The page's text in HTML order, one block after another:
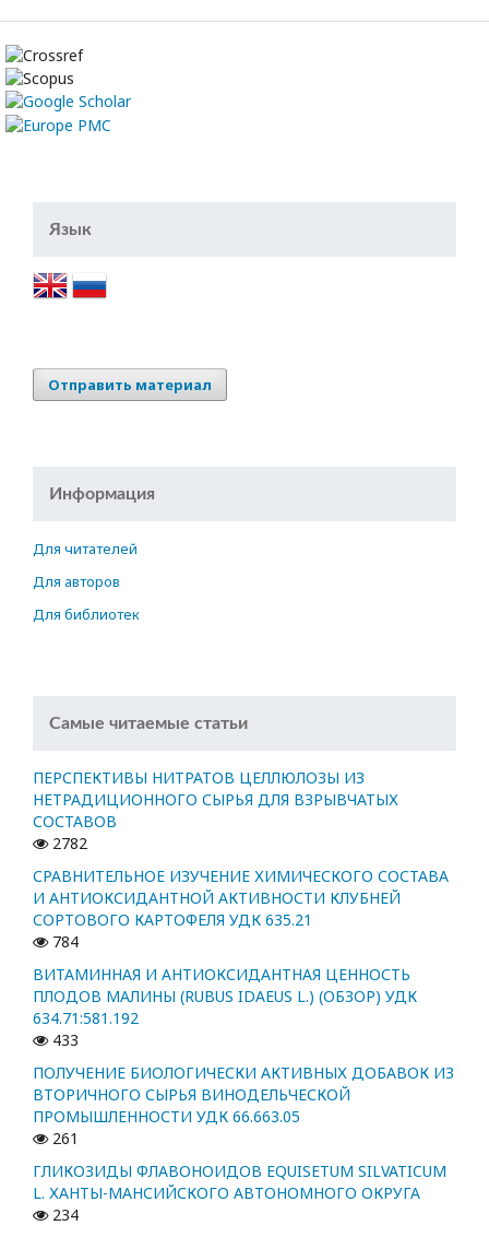
Язык
Отправить материал
Информация
Для читателей
Для авторов
Для библиотек
Самые читаемые статьи
ПЕРСПЕКТИВЫ НИТРАТОВ ЦЕЛЛЮЛОЗЫ ИЗ
НЕТРАДИЦИОННОГО СЫРЬЯ ДЛЯ ВЗРЫВЧАТЫХ
СОСТАВОВ
2782
СРАВНИТЕЛЬНОЕ ИЗУЧЕНИЕ ХИМИЧЕСКОГО СОСТАВА
И АНТИОКСИДАНТНОЙ АКТИВНОСТИ КЛУБНЕЙ
СОРТОВОГО КАРТОФЕЛЯ УДК 635.21
784
ВИТАМИННАЯ И АНТИОКСИДАНТНАЯ ЦЕННОСТЬ
ПЛОДОВ МАЛИНЫ (RUBUS IDAEUS L.) (ОБЗОР) УДК
634.71:581.192
433
ПОЛУЧЕНИЕ БИОЛОГИЧЕСКИ АКТИВНЫХ ДОБАВОК ИЗ
ВТОРИЧНОГО СЫРЬЯ ВИНОДЕЛЬЧЕСКОЙ
ПРОМЫШЛЕННОСТИ УДК 66.663.05
261
ГЛИКОЗИДЫ ФЛАВОНОИДОВ EQUISETUM SILVATICUM
L. ХАНТЫ-МАНСИЙСКОГО АВТОНОМНОГО ОКРУГА
234